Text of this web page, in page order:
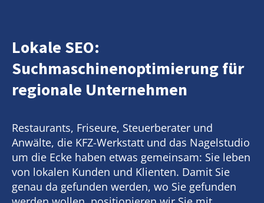
Lokale SEO:
Suchmaschinenoptimierung für
regionale Unternehmen
Restaurants, Friseure, Steuerberater und
Anwälte, die KFZ-Werkstatt und das Nagelstudio
um die Ecke haben etwas gemeinsam: Sie leben
von lokalen Kunden und Klienten. Damit Sie
genau da gefunden werden, wo Sie gefunden